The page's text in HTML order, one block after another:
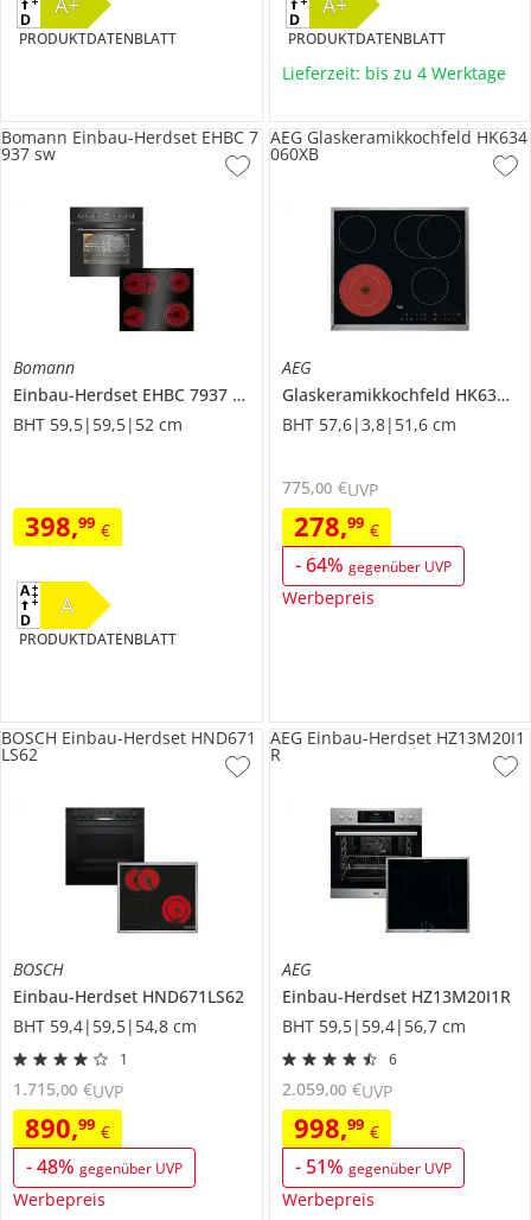
PRODUKTDATENBLATT PRODUKTDATENBLATT
Lieferzeit: bis zu 4 Werktage
Bomann
Einbau-Herdset EHBC 7937 sw
BHT 59,5|59,5|52 cm
398,99 €
Bomann Einbau-Herdset EHBC 7
937 sw
A
PRODUKTDATENBLATT
AEG
Glaskeramikkochfeld HK634060XB
BHT 57,6|3,8|51,6 cm
278,99 €
-64% gegenüber UVP
Werbepreis
775,00 €UVP
AEG Glaskeramikkochfeld HK634
060XB
BOSCH
Einbau-Herdset HND671LS62
BHT 59,4|59,5|54,8 cm
1
890,99 €
-48% gegenüber UVP
Werbepreis
1.715,00 €UVP
BOSCH Einbau-Herdset HND671
LS62
AEG
Einbau-Herdset HZ13M20I1R
BHT 59,5|59,4|56,7 cm
6
998,99 €
- 51% gegenüber UVP
Werbepreis
2.059,00 €UVP
AEG Einbau-Herdset HZ13M20I1
R